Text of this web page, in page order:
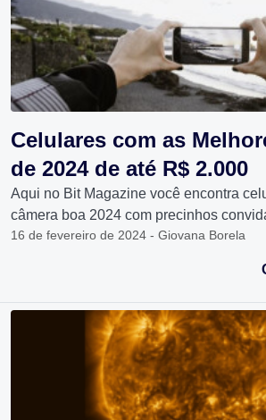
Celulares com as
de 2024 de até R$ 2.000
Aqui no Bit Magazine você encontra
câmera boa 2024 com precinhos
16 de fevereiro de 2024 - Giovana Borela